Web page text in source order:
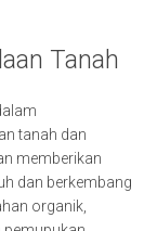
Tanah
tanah dan
memberikan
dan berkembang
organik,